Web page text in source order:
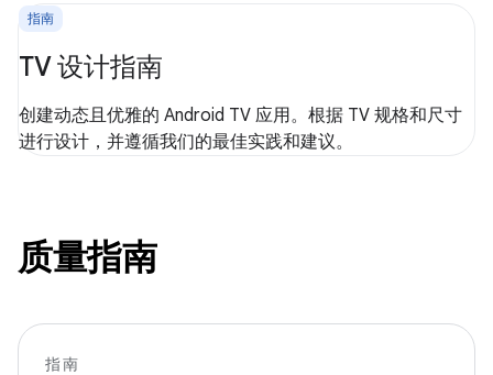
指南
TV 设计指南
创建动态且优雅的 Android TV 应用。根据 TV 规格和尺寸
进行设计，并遵循我们的最佳实践和建议。
质量指南
指南